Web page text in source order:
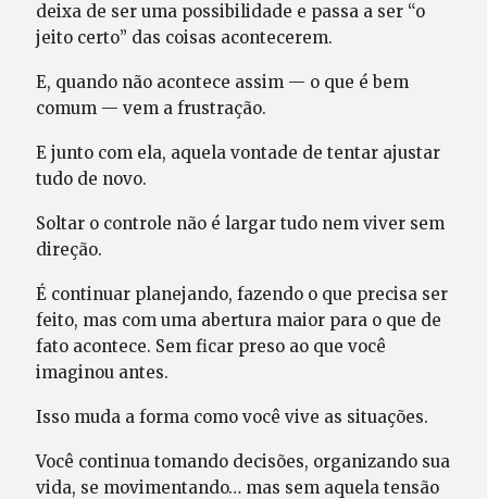
deixa de ser uma possibilidade e passa a ser “o
jeito certo” das coisas acontecerem.
E, quando não acontece assim — o que é bem
comum — vem a frustração.
E junto com ela, aquela vontade de tentar ajustar
tudo de novo.
Soltar o controle não é largar tudo nem viver sem
direção.
É continuar planejando, fazendo o que precisa ser
feito, mas com uma abertura maior para o que de
fato acontece. Sem ficar preso ao que você
imaginou antes.
Isso muda a forma como você vive as situações.
Você continua tomando decisões, organizando sua
vida, se movimentando… mas sem aquela tensão